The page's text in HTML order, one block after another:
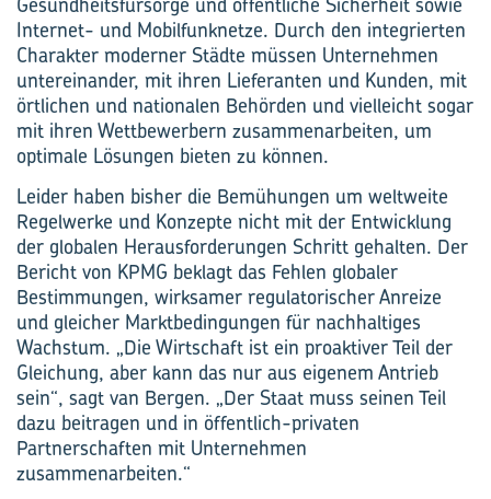
Internet- und Mobilfunknetze. Durch den integrierten
Charakter moderner Städte müssen Unternehmen
untereinander, mit ihren Lieferanten und Kunden, mit
örtlichen und nationalen Behörden und vielleicht sogar
mit ihren Wettbewerbern zusammenarbeiten, um
optimale Lösungen bieten zu können.
Leider haben bisher die Bemühungen um weltweite
Regelwerke und Konzepte nicht mit der Entwicklung
der globalen Herausforderungen Schritt gehalten. Der
Bericht von KPMG beklagt das Fehlen globaler
Bestimmungen, wirksamer regulatorischer Anreize
und gleicher Marktbedingungen für nachhaltiges
Wachstum. „Die Wirtschaft ist ein proaktiver Teil der
Gleichung, aber kann das nur aus eigenem Antrieb
sein“, sagt van Bergen. „Der Staat muss seinen Teil
dazu beitragen und in öffentlich-privaten
Partnerschaften mit Unternehmen
zusammenarbeiten.“